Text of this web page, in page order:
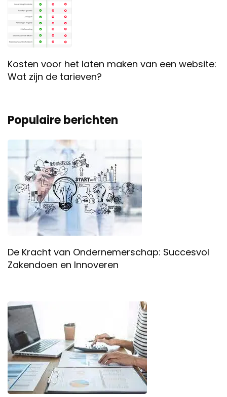
Kosten voor het laten maken van een website:
Wat zijn de tarieven?
Populaire berichten
De Kracht van Ondernemerschap: Succesvol
Zakendoen en Innoveren